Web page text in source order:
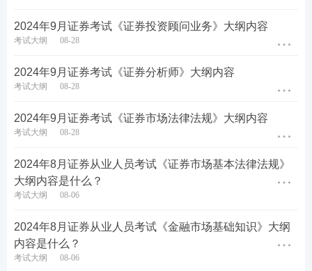
的制度规则体系;了解改革后创业板与科创板的
差异;掌握注册制与核准制的实质区别。
第三章 证券市场主体
掌握证券市场融资活动的概念、方式及特征。
掌握证券发行人的概念和分类;熟悉政府和政府
机构直接融资的方式及特征;熟悉企业(公司)直接
融资的方式及特征;熟悉我国上市公司首次融资
与再融资的途径;掌握金融机构直接融资的特
点。
2024年9月证券考试《证券投资顾问业务》大纲内容
考试大纲 08-28
2024年9月证券考试《证券分析师》大纲内容
考试大纲 08-28
2024年9月证券考试《证券市场法律法规》大纲内容
考试大纲 08-28
2024年8月证券从业人员考试《证券市场基本法律法规》
大纲内容是什么？
考试大纲 08-06
2024年8月证券从业人员考试《金融市场基础知识》大纲
内容是什么？
考试大纲 08-06